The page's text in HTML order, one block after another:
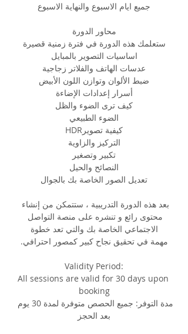
جميع ايام الاسبوع والنهاية الاسبوع
محاور الدورة
ستعلمك هذه الدورة في فترة زمنية قصيرة
اساسيات التصوير بالمبايل
عدسات الهاتف والفلاتر زجاجية
ضبط الألوان وتوازن اللون الأبيض
أسرار إعدادات الإضاءة
كيف ترى الضوء والظل
الضوء الطبيعي
HDRكيفية تصوير
التركيز والزاوية
تكبير وتصغير
النصائح والحيل
تعديل الصور الخاصة بك بالجوال
بعد هذه الدورة التدريبية ، ستتمكن من إنشاء
محتوى رائع و تنشره على منصة التواصل
الاجتماعي الخاصة بك والتي تعد خطوة
مهمة في تحقيق نجاح كبير كمصور احترافي.
Validity Period:
All sessions are valid for 30 days upon
booking
مدة التوفر: جميع الحصص متوفرة لمدة 30 يوم
بعد الحجز